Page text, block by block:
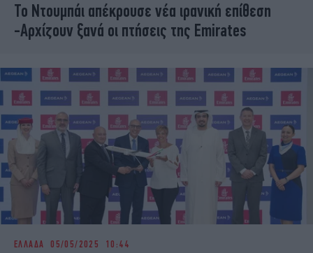
Το Ντουμπάι απέκρουσε νέα ιρανική επίθεση
-Αρχίζουν ξανά οι πτήσεις της Emirates
ΕΛΛΑΔΑ 05/05/2025 10:44